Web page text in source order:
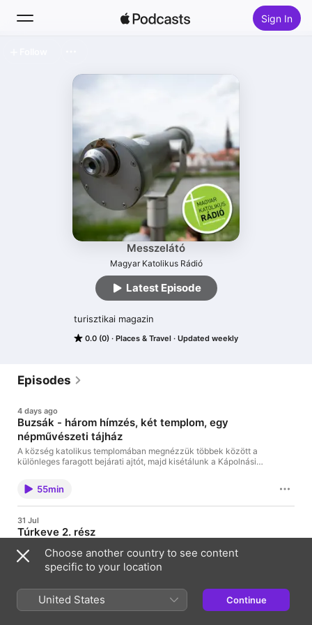
Sign In
Top Charts
Messzelátó
Magyar Katolikus Rádió
0.0 (0) Places & Travel Updated weekly
turisztikai magazin
Latest Episode
Episodes
4 days ago
Buzsák - három hímzés, két templom, egy
népművészeti tájház
A község katolikus templomában megnézzük többek között a
különleges faragott bejárati ajtót, majd kisétálunk a Kápolnási
kápolnához. A népművészeti tájház udvarán beszélgetünk a
hímző asszonyokkal, akik ma is készítik a rátétes, a
boszorkányos és a vézás buzsáki hímzéseket. Műsorunkat, a
Szerkesztő: Szentirmai Ágnes
55min
31 Jul
Túrkeve 2. rész
Hétfői Messzelátónkban Túrkeve látnivalóival ismerkedtünk.
Mivel a Jász-Nagykun-Szolnok vármegyei város számos
turisztikai vonzerővel bír, mára is tartogatunk néhányat
tárlatoknak helyet adó Vadász Pál kiállító terem. Szó lesz a
Kunhímzésről és a népi díszítőművészeti szakkör
tevékenységéről. Műsorunkat a település 48-as emlék
56min
Choose another country to see content
specific to your location
United States Continue